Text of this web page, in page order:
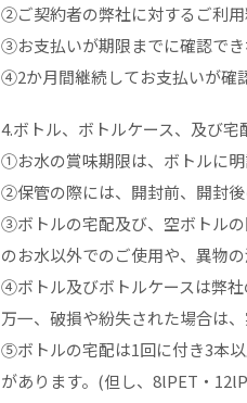
②ご契約者の弊社に対するご利用
③お支払いが期限までに確認でき
④2か月間継続してお支払いが確
4.ボトル、ボトルケース、及び宅
①お水の賞味期限は、ボトルに明
②保管の際には、開封前、開封後
③ボトルの宅配及び、空ボトル
のお水以外でのご使用や、異物
④ボトル及びボトルケースは弊社
万一、破損や紛失された場合は
⑤ボトルの宅配は1回に付き3本
があります。(但し、8lPET・